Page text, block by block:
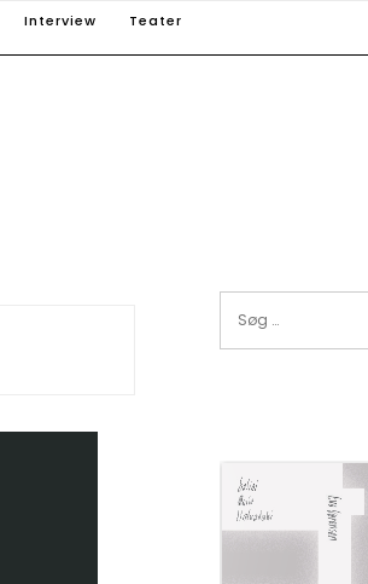
Interview Teater